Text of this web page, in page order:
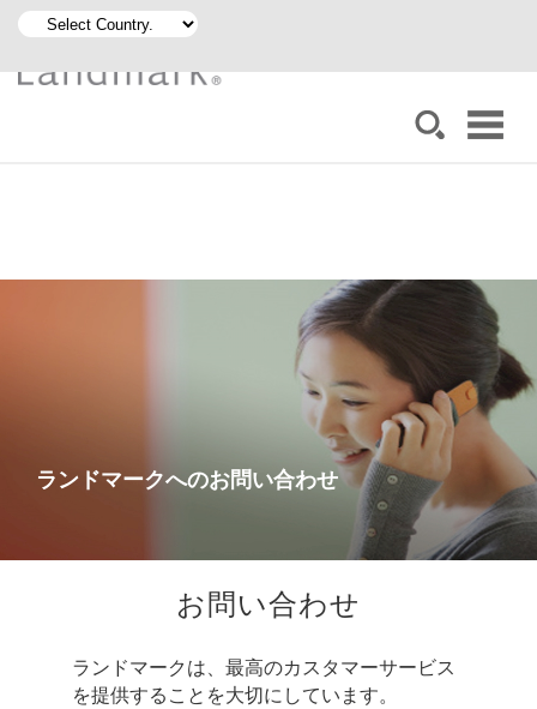
ランドマークへのお問い合わせ
お問い合わせ
ランドマークは、最高のカスタマーサービス
を提供することを大切にしています。